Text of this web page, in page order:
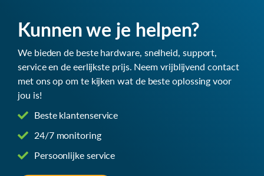
Kunnen we je helpen?
We bieden de beste hardware, snelheid, support,
service en de eerlijkste prijs. Neem vrijblijvend contact
met ons op om te kijken wat de beste oplossing voor
jou is!
Beste klantenservice
24/7 monitoring
Persoonlijke service